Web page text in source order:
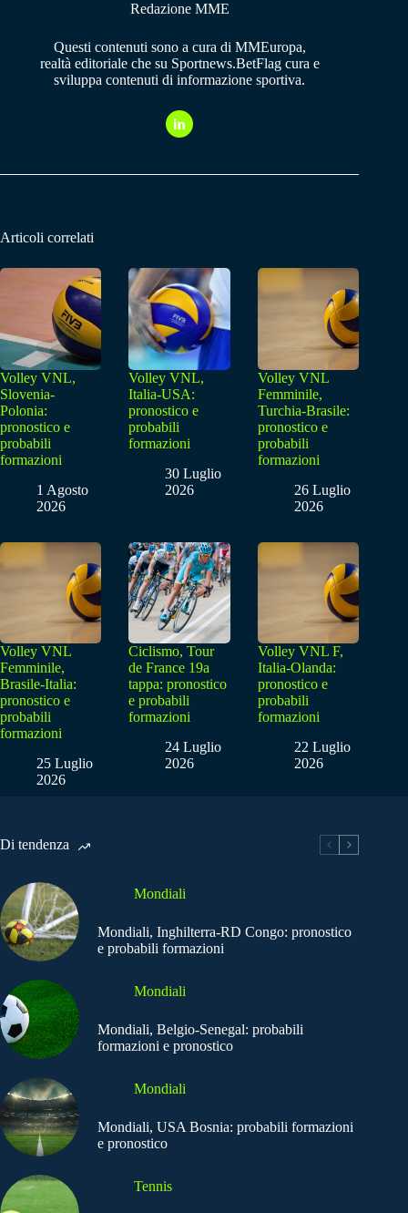
Redazione MME
Questi contenuti sono a cura di MMEuropa,
realtà editoriale che su Sportnews.BetFlag cura e
sviluppa contenuti di informazione sportiva.
Articoli correlati
Volley VNL,
Slovenia-
Polonia:
pronostico e
probabili
formazioni
1 Agosto
2026
Volley VNL,
Italia-USA:
pronostico e
probabili
formazioni
30 Luglio
2026
Volley VNL
Femminile,
Turchia-Brasile:
pronostico e
probabili
formazioni
26 Luglio
2026
Volley VNL
Femminile,
Brasile-Italia:
pronostico e
probabili
formazioni
25 Luglio
2026
Ciclismo, Tour
de France 19a
tappa: pronostico
e probabili
formazioni
24 Luglio
2026
Volley VNL F,
Italia-Olanda:
pronostico e
probabili
formazioni
22 Luglio
2026
Di tendenza
Mondiali
Mondiali, Inghilterra-RD Congo: pronostico
e probabili formazioni
Mondiali
Mondiali, Belgio-Senegal: probabili
formazioni e pronostico
Mondiali
Mondiali, USA Bosnia: probabili formazioni
e pronostico
Tennis